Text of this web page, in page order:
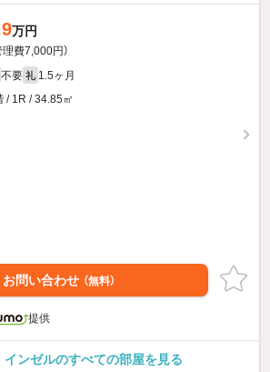
万円
理費7,000円）
不要 礼 1.5ヶ月
/ 1R / 34.85㎡
お問い合わせ （無料）
提供
インゼルのすべての部屋を見る